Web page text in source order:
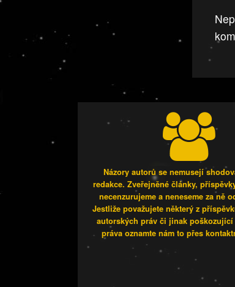
Názory autorů se nemusejí
redakce. Zveřejněné články,
necenzurujeme a neneseme za ně
Jestliže považujete některý z
autorských práv či jinak
práva oznamte nám to přes